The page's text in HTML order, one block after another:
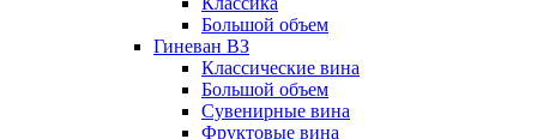
Большой объем
Гиневан ВЗ
Классические вина
Большой объем
Сувенирные вина
Фруктовые вина